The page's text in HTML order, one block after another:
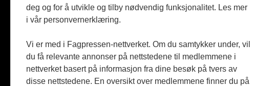
plakaten
ABM-media AS
deg og for å utvikle og tilby nødvendig funksjonalitet. Les mer
i vår personvernerklæring.
Vi er med i Fagpressen-nettverket. Om du samtykker under, vil
du få relevante annonser på nettstedene til medlemmene i
nettverket basert på informasjon fra dine besøk på tvers av
disse nettstedene. En oversikt over medlemmene finner du på